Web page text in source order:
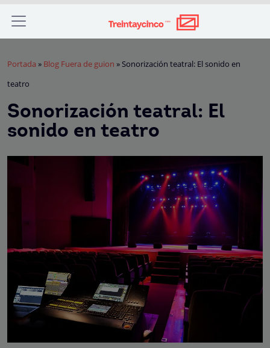
Portada » Blog Fuera de guion »Sonorización teatral: El sonido en
teatro
Sonorización teatral: El
sonido en teatro